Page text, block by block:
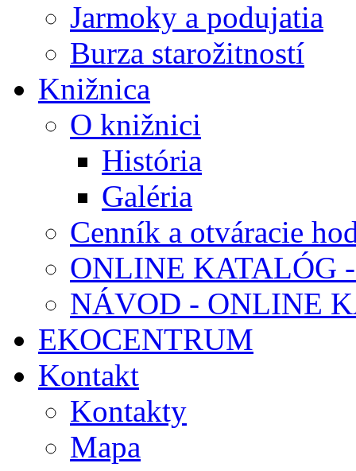
Jarmoky a podujatia
Burza starožitností
Knižnica
O knižnici
História
Galéria
Cenník a otváracie
ONLINE KATALÓG
NÁVOD - ONLINE
EKOCENTRUM
Kontakt
Kontakty
Mapa